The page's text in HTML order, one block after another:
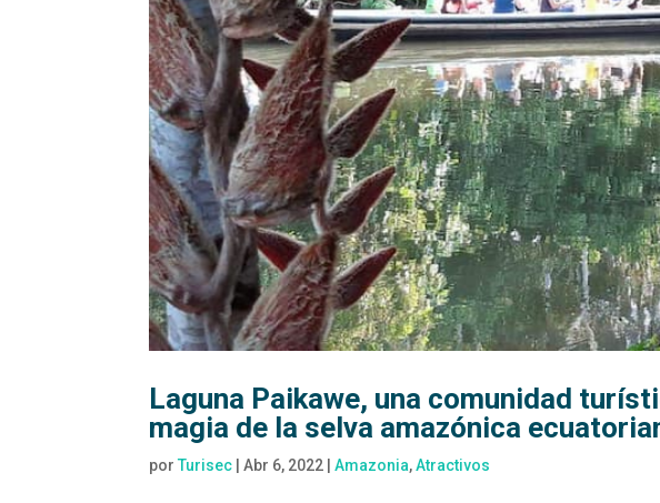
Laguna Paikawe, una comunidad
magia de la selva amazónica
porTurisec |Abr 6, 2022 |Amazonia,Atractivos